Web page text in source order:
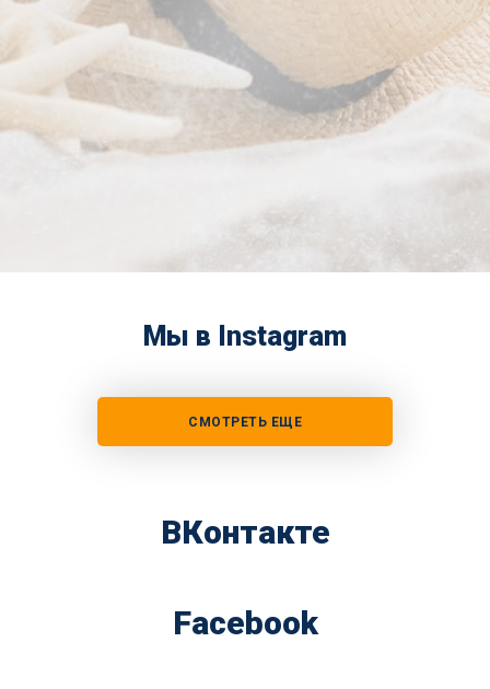
Мы в Instagram
СМОТРЕТЬ ЕЩЕ
ВКонтакте
Facebook